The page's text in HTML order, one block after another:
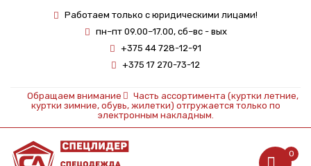
Работаем только с юридическими лицами!
пн–пт 09.00–17.00, сб–вс - вых
+375 44 728-12-91
+375 17 270-73-12
Обращаем внимание
Часть ассортимента (куртки летние,
куртки зимние, обувь, жилетки) отгружается только по
электронным накладным.
0